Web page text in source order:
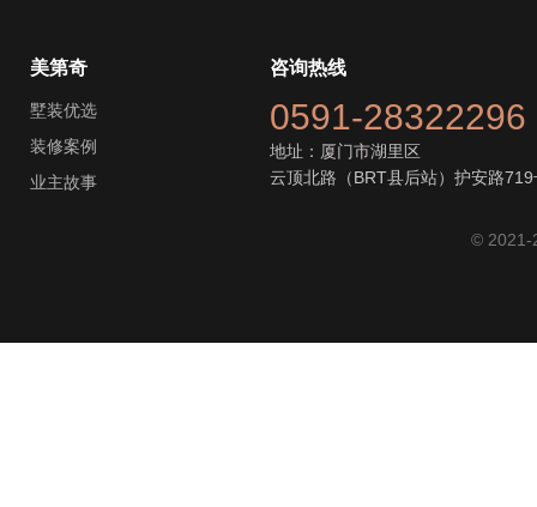
美第奇
墅装优选
装修案例
业主故事
咨询热线
0591-28322296
地址：厦门市湖里区
云顶北路（BRT县后站）护安路719
© 2021-